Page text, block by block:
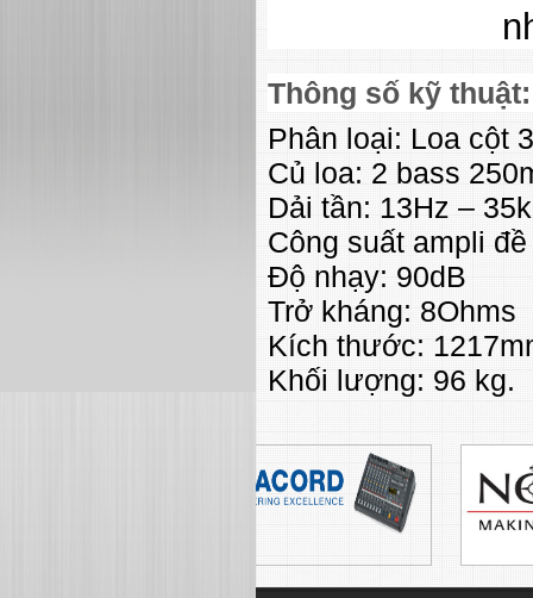
Thông số kỹ thuật:
Phân loại: Loa cột
Củ loa: 2 bass
Dải tần: 13Hz –
Công suất ampli
Độ nhạy: 90dB
Trở kháng: 8Ohms
Kích thước:
Khối lượng: 96 kg.